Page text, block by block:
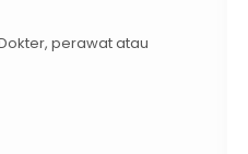
perawat atau